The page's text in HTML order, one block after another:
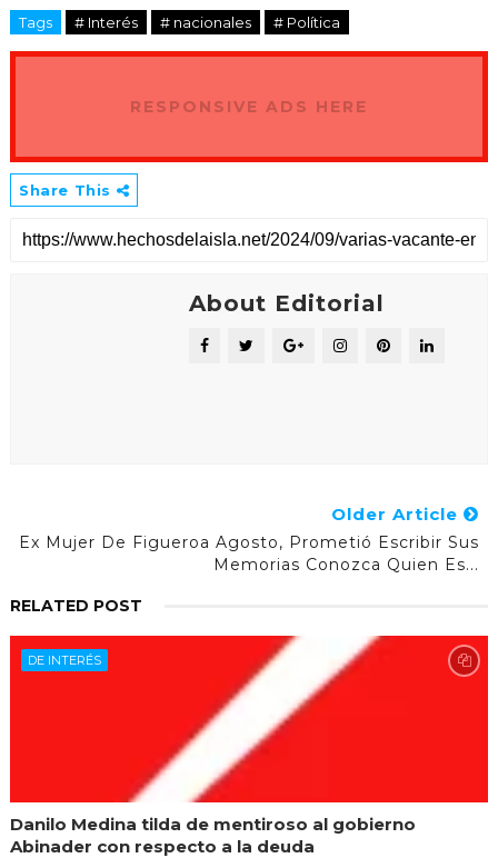
Tags # Interés # nacionales # Política
RESPONSIVE ADS HERE
Share This
About Editorial
Older Article
Ex Mujer De Figueroa Agosto, Prometió Escribir Sus
Memorias Conozca Quien Es...
RELATED POST
DE INTERÉS
Danilo Medina tilda de mentiroso al gobierno
Abinader con respecto a la deuda